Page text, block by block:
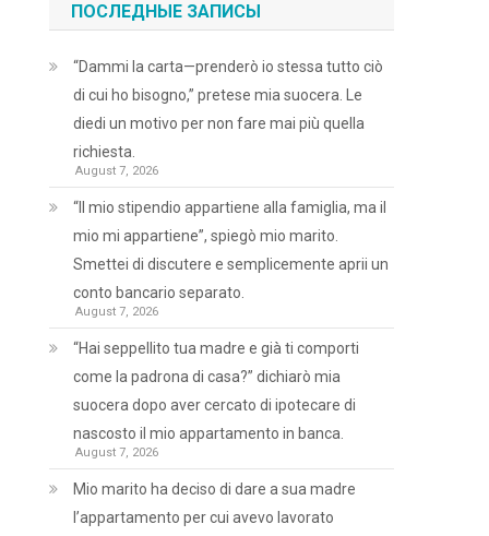
ПОСЛЕДНЫЕ ЗАПИСЫ
“Dammi la carta—prenderò io stessa tutto ciò
di cui ho bisogno,” pretese mia suocera. Le
diedi un motivo per non fare mai più quella
richiesta.
August 7, 2026
“Il mio stipendio appartiene alla famiglia, ma il
mio mi appartiene”, spiegò mio marito.
Smettei di discutere e semplicemente aprii un
conto bancario separato.
August 7, 2026
“Hai seppellito tua madre e già ti comporti
come la padrona di casa?” dichiarò mia
suocera dopo aver cercato di ipotecare di
nascosto il mio appartamento in banca.
August 7, 2026
Mio marito ha deciso di dare a sua madre
l’appartamento per cui avevo lavorato